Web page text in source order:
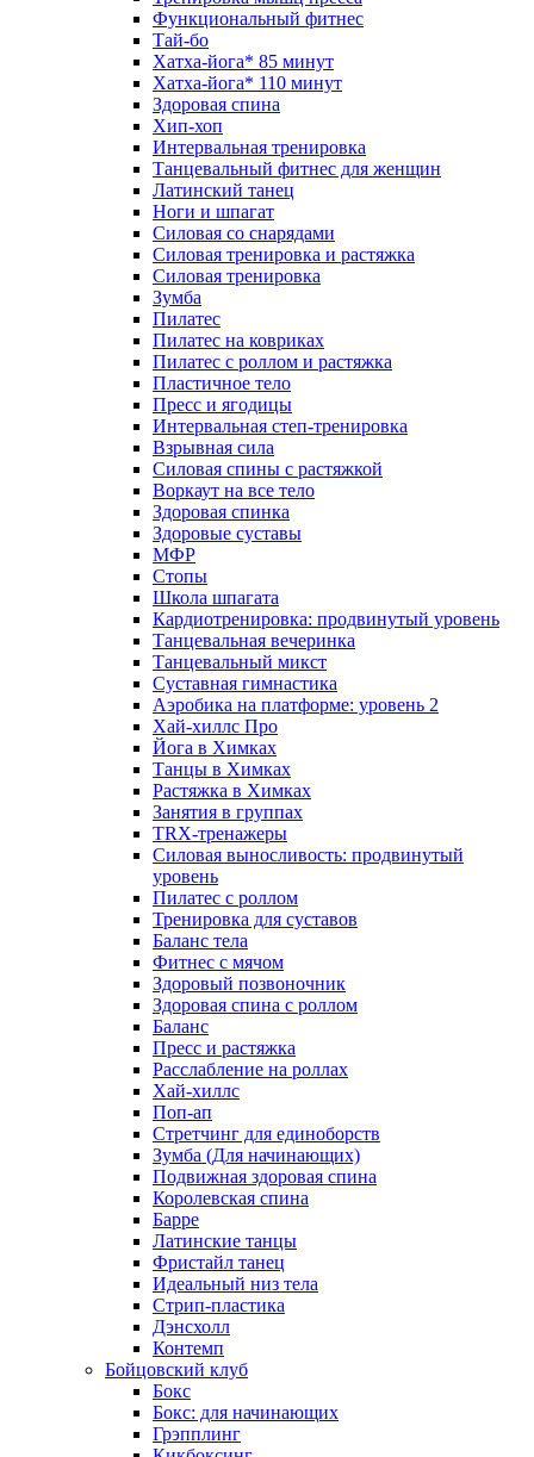
Функциональный фитнес
Тай-бо
Хатха-йога* 85 минут
Хатха-йога* 110 минут
Здоровая спина
Хип-хоп
Интервальная тренировка
Танцевальный фитнес для женщин
Латинский танец
Ноги и шпагат
Силовая со снарядами
Силовая тренировка и растяжка
Силовая тренировка
Зумба
Пилатес
Пилатес на ковриках
Пилатес с роллом и растяжка
Пластичное тело
Пресс и ягодицы
Интервальная степ-тренировка
Взрывная сила
Силовая спины с растяжкой
Воркаут на все тело
Здоровая спинка
Здоровые суставы
МФР
Стопы
Школа шпагата
Кардиотренировка: продвинутый уровень
Танцевальная вечеринка
Танцевальный микст
Суставная гимнастика
Аэробика на платформе: уровень 2
Хай-хиллс Про
Йога в Химках
Танцы в Химках
Растяжка в Химках
Занятия в группах
TRX-тренажеры
Силовая выносливость: продвинутый
уровень
Пилатес с роллом
Тренировка для суставов
Баланс тела
Фитнес с мячом
Здоровый позвоночник
Здоровая спина с роллом
Баланс
Пресс и растяжка
Расслабление на роллах
Хай-хиллс
Поп-ап
Стретчинг для единоборств
Зумба (Для начинающих)
Подвижная здоровая спина
Королевская спина
Барре
Латинские танцы
Фристайл танец
Идеальный низ тела
Стрип-пластика
Дэнсхолл
Контемп
Бойцовский клуб
Бокс
Бокс: для начинающих
Грэпплинг